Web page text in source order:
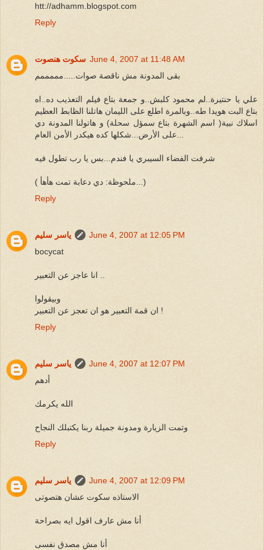
htt://adhamm.blogspot.com
Reply
سكوت هنصوت June 4, 2007 at 11:48 AM
بقى المدونة مش ناقصة صوات.....مممممم
علي يا حنتيرة..لم محمود كلبش..و جمعة بتاع فيلم التعذيب ده..اه
بتاع البت هويدا طه..وبالمرة اطلع على الليمان هاتلنا الظابط العظيم
اسلاك نبية( اسم الشهرة بتاع سمؤل سحلة) و هاتولنا المدونة دي
شرفت الفضاء السيبري يا فندم...بس يا رب تطول فيه
( ملحوظة: دي دعابة تمت هأهأ...)
Reply
ياسر سليم
June 4, 2007 at 12:05 PM
bocycat
وبيقولوا
ان قمة التعبير هو ان تعجز عن التعبير !
Reply
ياسر سليم
June 4, 2007 at 12:07 PM
أدهم
الله يكرمك
وتمت الزيارة ومدونة جميلة ربنا يكتبلك النجاح
Reply
ياسر سليم
June 4, 2007 at 12:09 PM
الاستاذه سكوت عشان هتصوتى
أنا مش عارف اقول ايه بصراحة
أنا مش مصدق نفسى